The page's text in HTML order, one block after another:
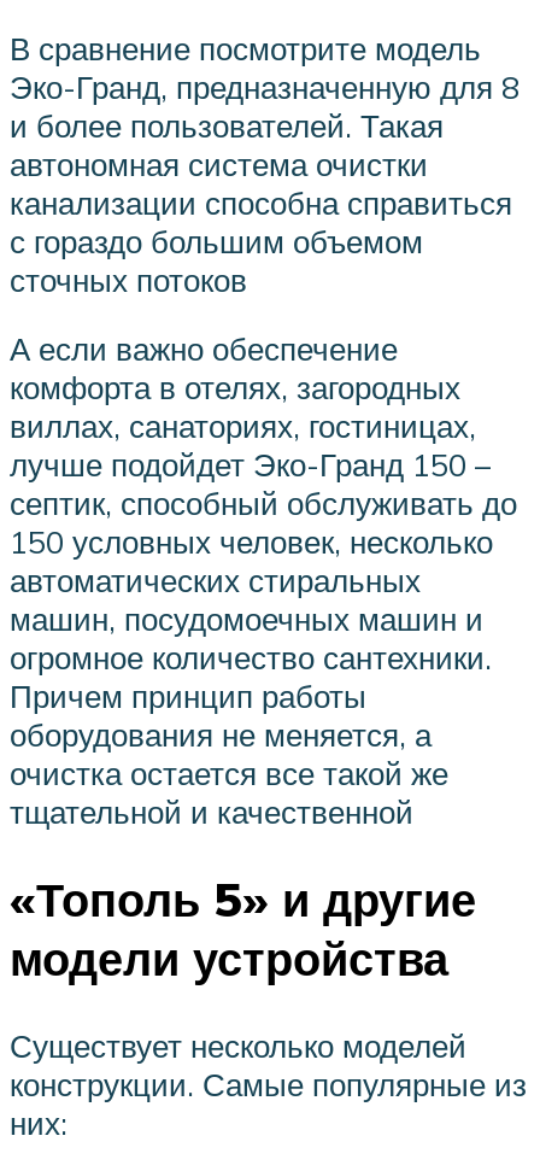
В сравнение посмотрите модель
Эко-Гранд, предназначенную для 8
и более пользователей. Такая
автономная система очистки
канализации способна справиться
с гораздо большим объемом
сточных потоков
А если важно обеспечение
комфорта в отелях, загородных
виллах, санаториях, гостиницах,
лучше подойдет Эко-Гранд 150 –
септик, способный обслуживать до
150 условных человек, несколько
автоматических стиральных
машин, посудомоечных машин и
огромное количество сантехники.
Причем принцип работы
оборудования не меняется, а
очистка остается все такой же
тщательной и качественной
«Тополь 5» и другие
модели устройства
Существует несколько моделей
конструкции. Самые популярные из
них: